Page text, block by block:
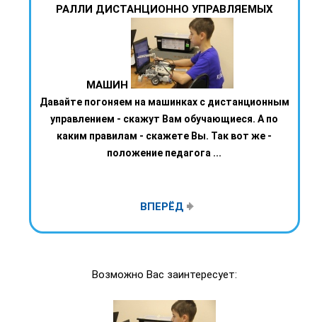
РАЛЛИ ДИСТАНЦИОННО УПРАВЛЯЕМЫХ
МАШИН
Давайте погоняем на машинках с дистанционным
управлением - скажут Вам обучающиеся. А по
каким правилам - скажете Вы. Так вот же -
положение педагога ...
ВПЕРЁД
Возможно Вас заинтересует: